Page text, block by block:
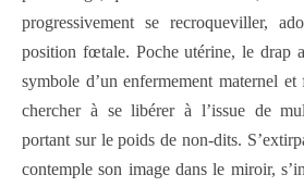
progressivement se recroqueviller,
position fœtale. Poche utérine, le drap
symbole d’un enfermement maternel
chercher à se libérer à l’issue de
portant sur le poids de non-dits.
contemple son image dans le miroir,